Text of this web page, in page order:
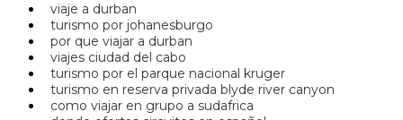
viaje a durban
turismo por johanesburgo
por que viajar a durban
viajes ciudad del cabo
turismo por el parque nacional kruger
turismo en reserva privada blyde river canyon
como viajar en grupo a sudafrica